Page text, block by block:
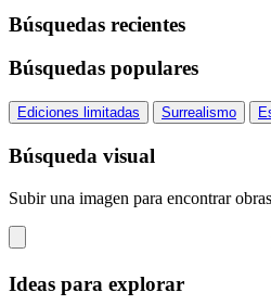
Búsquedas recientes
Búsquedas populares
Ediciones limitadas Surrealismo
Búsqueda visual
Subir una imagen para encontrar
Ideas para explorar